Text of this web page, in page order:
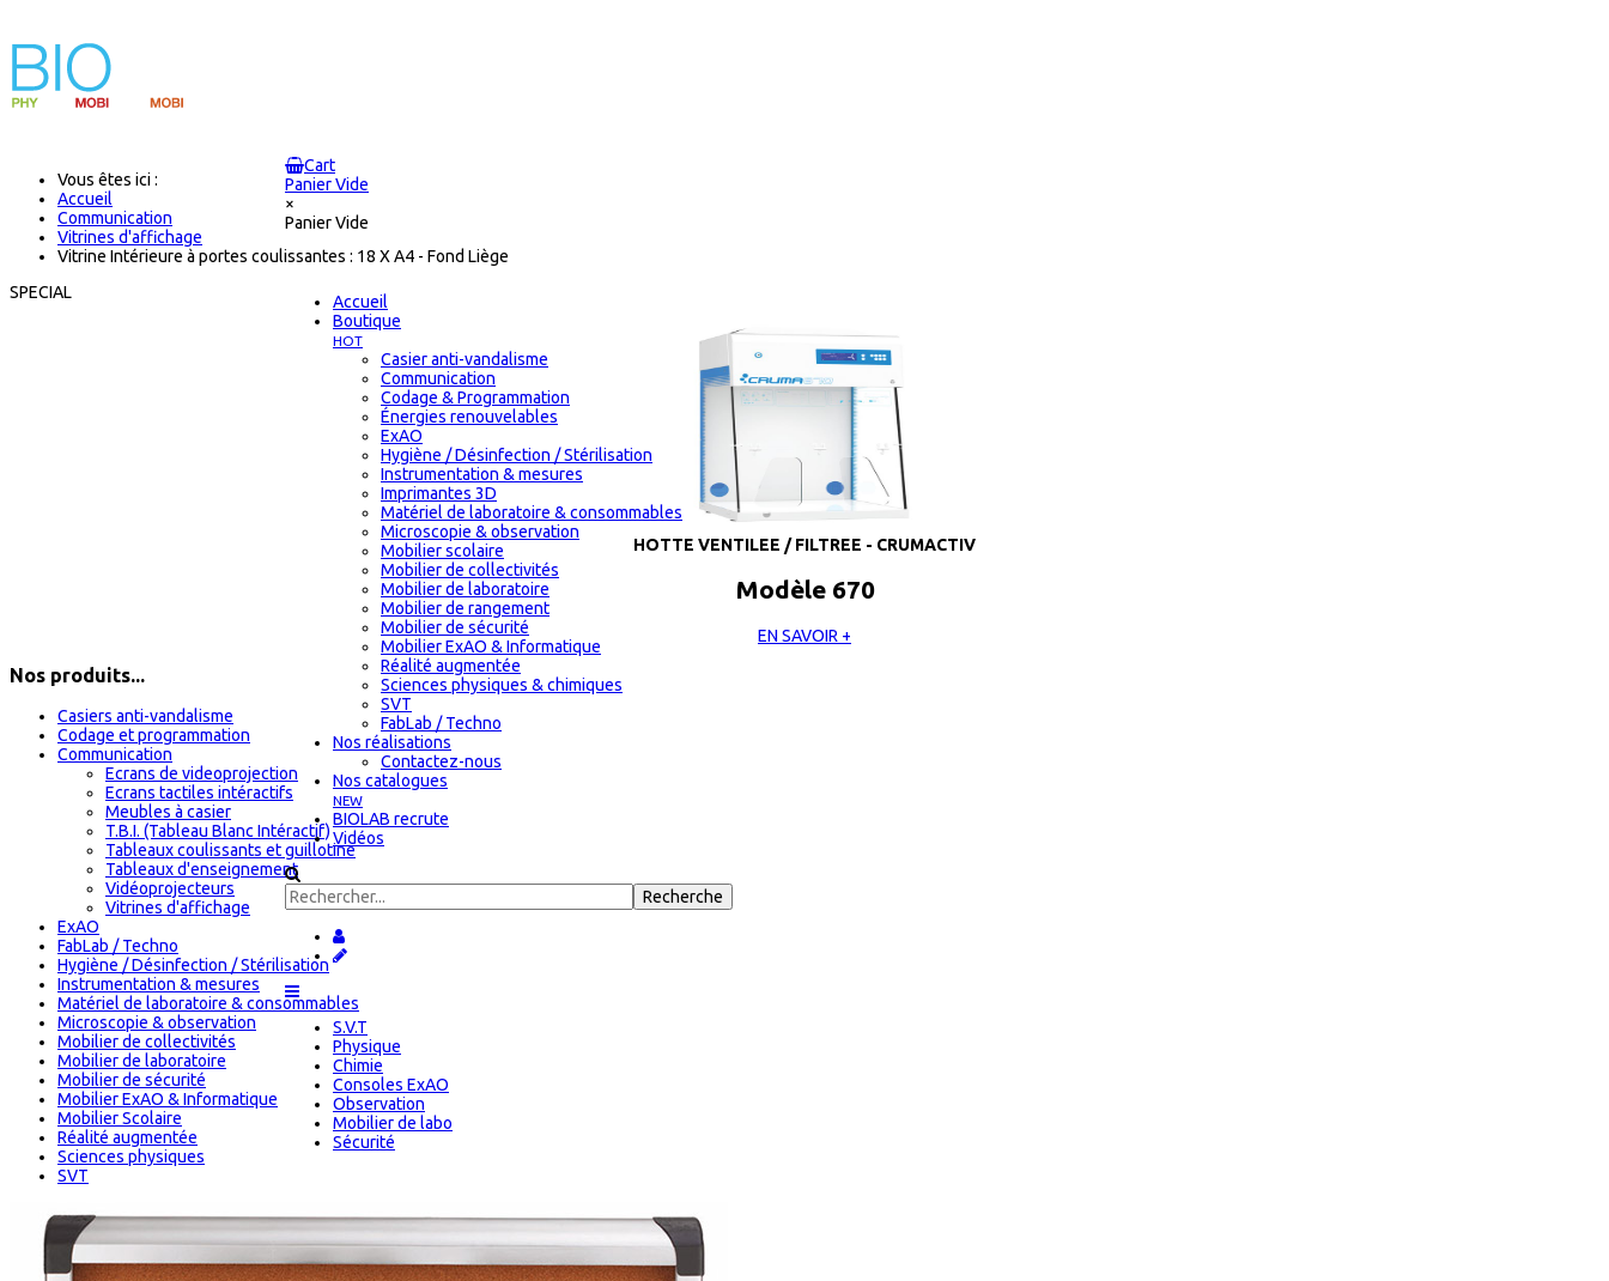
Cart
Panier Vide
×
Panier Vide
Accueil
Boutique
HOT
Casier anti-vandalisme
Communication
Codage & Programmation
Énergies renouvelables
ExAO
Hygiène / Désinfection / Stérilisation
Instrumentation & mesures
Imprimantes 3D
Matériel de laboratoire & consommables
Microscopie & observation
Mobilier scolaire
Mobilier de collectivités
Mobilier de laboratoire
Mobilier de rangement
Mobilier de sécurité
Mobilier ExAO & Informatique
Réalité augmentée
Sciences physiques & chimiques
SVT
FabLab / Techno
Nos réalisations
Contactez-nous
Nos catalogues
NEW
BIOLAB recrute
Vidéos
S.V.T
Physique
Chimie
Consoles ExAO
Observation
Mobilier de labo
Sécurité
Vous êtes ici :
Accueil
Communication
Vitrines d'affichage
Vitrine Intérieure à portes coulissantes : 18 X A4 - Fond Liège
SPECIAL
HOTTE VENTILEE / FILTREE - CRUMACTIV
Modèle 670
EN SAVOIR +
Nos produits...
Casiers anti-vandalisme
Codage et programmation
Communication
Ecrans de videoprojection
Ecrans tactiles intéractifs
Meubles à casier
T.B.I. (Tableau Blanc Intéractif)
Tableaux coulissants et guillotine
Tableaux d'enseignement
Vidéoprojecteurs
Vitrines d'affichage
ExAO
FabLab / Techno
Hygiène / Désinfection / Stérilisation
Instrumentation & mesures
Matériel de laboratoire & consommables
Microscopie & observation
Mobilier de collectivités
Mobilier de laboratoire
Mobilier de sécurité
Mobilier ExAO & Informatique
Mobilier Scolaire
Réalité augmentée
Sciences physiques
SVT